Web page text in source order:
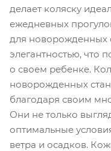
делает коляску
ежедневных
для новорожденных
элегантностью, что
о своем ребенке.
новорожденных
благодаря своим
Они не только
оптимальные
ветра и осадков.